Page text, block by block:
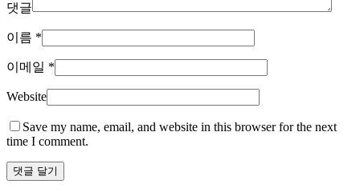
댓글
이름 *
이메일 *
Website
Save my name, email, and website in this browser for the next
time I comment.